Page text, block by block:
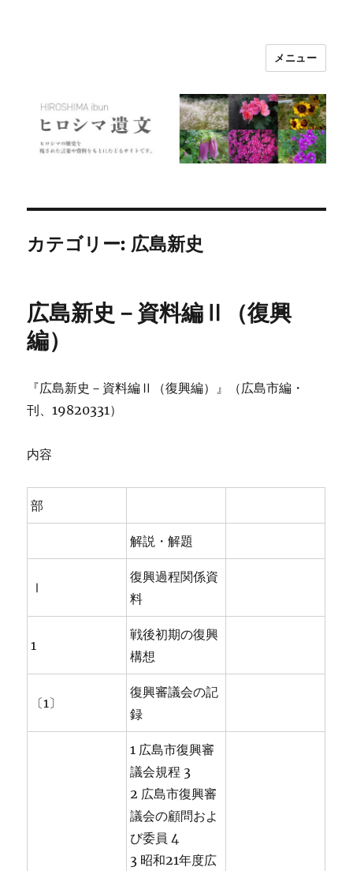
メニュー
カテゴリー: 広島新史
広島新史－資料編Ⅱ（復興
編）
『広島新史－資料編Ⅱ（復興編）』（広島市編・
刊、19820331）
内容
部
解説・解題
Ⅰ
復興過程関係資
料
1
戦後初期の復興
構想
〔1〕
復興審議会の記
録
1 広島市復興審
議会規程 3
2 広島市復興審
議会の顧問およ
び委員 4
3 昭和21年度広